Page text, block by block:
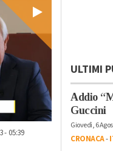
- 05:39
Cronaca
ULTIMI
Addio
Guccini
Giovedì, 6
CRONACA-